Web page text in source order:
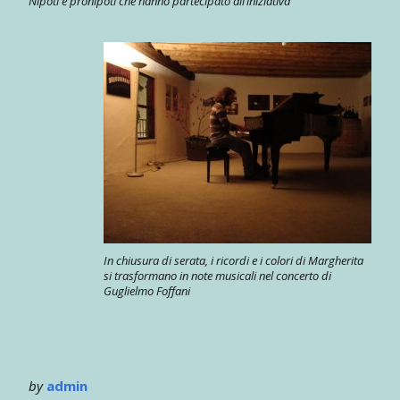
In chiusura di serata, i ricordi e i colori di Margherita
si trasformano in note musicali nel concerto di
Guglielmo Foffani
by admin